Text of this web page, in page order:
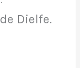
Dielfe.